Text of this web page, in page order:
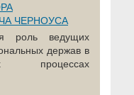
ЧЕРНОУСА
роль ведущих
держав в
процессах